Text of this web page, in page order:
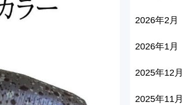
2026年2月
2026年1月
2025年12月
2025年11月